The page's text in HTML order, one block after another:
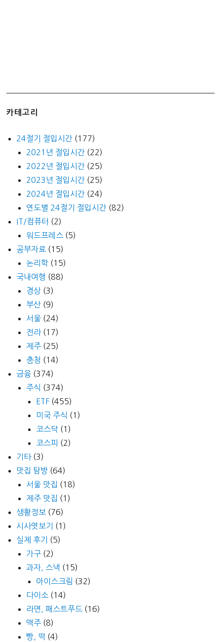
카테고리
24절기 절입시간 (177)
2021년 절입시간 (22)
2022년 절입시간 (25)
2023년 절입시간 (25)
2024년 절입시간 (24)
연도별 24절기 절입시간 (82)
IT/컴퓨터 (2)
워드프레스 (5)
공부자료 (15)
논리학 (15)
국내여행 (88)
경상 (3)
부산 (9)
서울 (24)
전라(17)
제주 (25)
충청 (14)
금융 (374)
주식 (374)
ETF (455)
미국 주식 (1)
코스닥 (1)
코스피 (2)
기타(3)
맛집 탐방 (64)
서울 맛집 (18)
제주 맛집 (1)
생활정보 (76)
시사엿보기
(1)
실제 후기
(5)
가구 (2)
과자, 스낵 (15)
아이스크림 (32)
다이소 (14)
라면, 패스트푸드 (16)
맥주 (8)
빵, 떡 (4)